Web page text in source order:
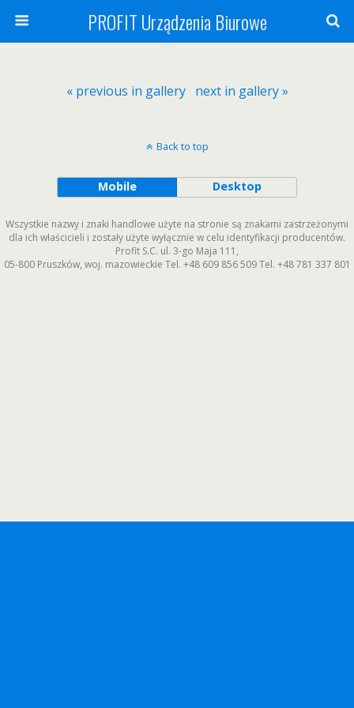
PROFIT Urządzenia Biurowe
« previous in gallery next in gallery »
Back to top
Mobile Desktop
Wszystkie nazwy i znaki handlowe użyte na stronie są znakami zastrzeżonymi
dla ich właścicieli i zostały użyte wyłącznie w celu identyfikacji producentów.
Profit S.C. ul. 3-go Maja 111 ,
05-800 Pruszków, woj. mazowieckie Tel. +48 609 856 509Tel. +48 781 337 801